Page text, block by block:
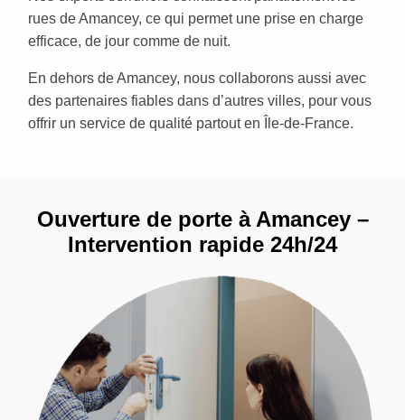
rues de Amancey, ce qui permet une prise en charge
efficace, de jour comme de nuit.
En dehors de Amancey, nous collaborons aussi avec
des partenaires fiables dans d’autres villes, pour vous
offrir un service de qualité partout en Île-de-France.
Ouverture de porte à Amancey –
Intervention rapide 24h/24